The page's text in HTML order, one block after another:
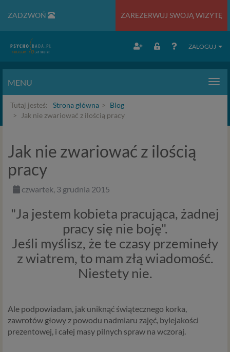
ZADZWOŃ ZAREZERWUJ SWOJĄ WIZYTĘ
ZALOGUJ
MENU
Tutaj jesteś: Strona główna
Blog
Jak nie zwariować z ilością pracy
Jak nie zwariować z ilością
pracy
czwartek, 3 grudnia 2015
"Ja jestem kobieta pracująca, żadnej
pracy się nie boję".
Jeśli myślisz, że te czasy przemineły
z wiatrem, to mam złą wiadomość.
Niestety nie.
Ale podpowiadam, jak uniknąć świątecznego korka,
zawrotów głowy z powodu nadmiaru zajęć, bylejakości
prezentowej, i całej masy pilnych spraw na wczoraj.